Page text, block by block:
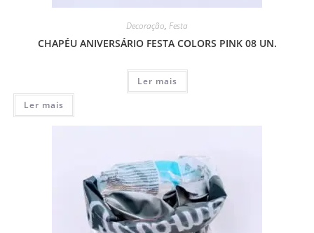
Decoração, Festa
CHAPÉU ANIVERSÁRIO FESTA COLORS PINK 08 UN.
Ler mais
Ler mais